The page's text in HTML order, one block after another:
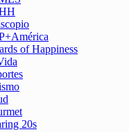
of Happiness
20s